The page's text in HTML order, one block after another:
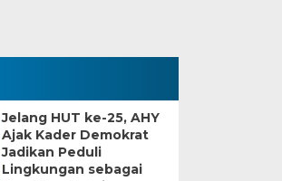
Jelang HUT ke-25, AHY
Ajak Kader Demokrat
Jadikan Peduli
Lingkungan sebagai